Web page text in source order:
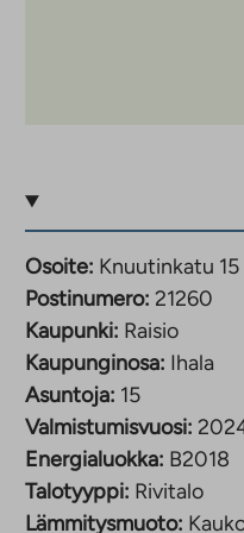
Osoite: Knuutinkatu 15
Postinumero: 21260
Kaupunki: Raisio
Kaupunginosa: Ihala
Asuntoja: 15
Valmistumisvuosi:
Energialuokka: B2018
Talotyyppi: Rivitalo
Lämmitysmuoto: